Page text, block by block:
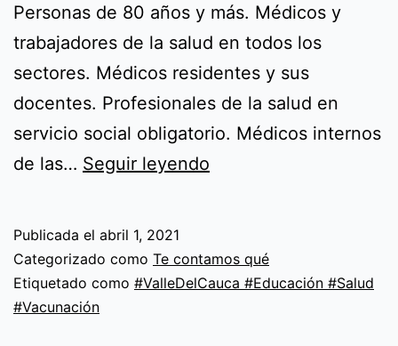
Personas de 80 años y más. Médicos y
trabajadores de la salud en todos los
sectores. Médicos residentes y sus
docentes. Profesionales de la salud en
servicio social obligatorio. Médicos internos
de las… Seguir leyendo
Vacunarte
es
Publicada el abril 1, 2021
Categorizado como Te contamos qué
Etiquetado como #ValleDelCauca #Educación #Salud
#Vacunación